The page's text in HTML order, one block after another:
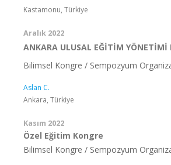
Kastamonu, Türkiye
Aralık 2022
ANKARA ULUSAL EĞİTİM YÖNETİMİ
Bilimsel Kongre / Sempozyum
Aslan C.
Ankara, Türkiye
Kasım 2022
Özel Eğitim Kongre
Bilimsel Kongre / Sempozyum